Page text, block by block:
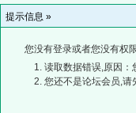
提示信息 »
您没有登录或者您没有权
读取数据错误,原因：
您还不是论坛会员,请